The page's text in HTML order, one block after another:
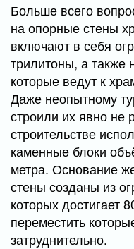
Больше всего
на опорные стены
включают в себя
трилитоны, а также
которые ведут к
Даже неопытному
строили их явно не
строительстве
каменные блоки
метра. Основание
стены созданы из
которых достигает
переместить
затруднительно.